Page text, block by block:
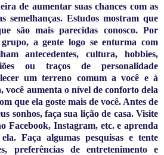
de aumentar suas chances com as
semelhanças. Estudos mostram que
são mais parecidas conosco. Por
a gente logo se enturma com
antecedentes, cultura, hobbies,
ou traços de personalidade
um terreno comum a você e à
você aumenta o nível de conforto dela
que ela goste mais de você. Antes de
sonhos, faça sua lição de casa. Visite
Facebook, Instagram, etc. e aprenda
Faça algumas pesquisas e tente
preferências de entretenimento e